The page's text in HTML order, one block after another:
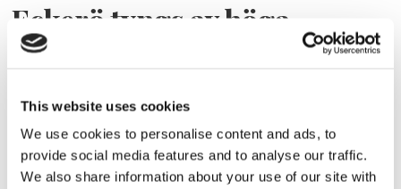
This website uses cookies
We use cookies to personalise content and ads, to
provide social media features and to analyse our traffic.
We also share information about your use of our site with
Eckerö tyngs av höga
bränslekostnader men
frakten fortsätter växa